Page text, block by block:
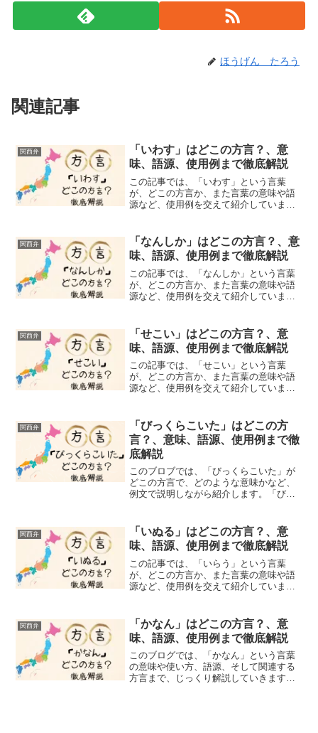
ほうげん たろう
関連記事
関西弁
「いわす」はどこの方言？、意
味、語源、使用例まで徹底解説
この記事では、「いわす」という言葉
が、どこの方言か、また言葉の意味や語
源など、使用例を交えて紹介していま
す」の言葉、標準語では、「痛める」
「やっつける」といった意味の方言...
関西弁
「なんしか」はどこの方言？、意
味、語源、使用例まで徹底解説
この記事では、「なんしか」という言葉
が、どこの方言か、また言葉の意味や語
源など、使用例を交えて紹介していま
か」は、「なんとか」「どうにか」「と
りあえず」「なんにしても」と...
関西弁
「せこい」はどこの方言？、意
味、語源、使用例まで徹底解説
この記事では、「せこい」という言葉
が、どこの方言か、また言葉の意味や語
源など、使用例を交えて紹介していま
日常的に使う言葉かもしれませんが、他
の地域の方には少し馴染みがな...
関西弁
「びっくらこいた」はどこの方
言？、意味、語源、使用例まで徹
底解説
このブロブでは、「びっくらこいた」が
どこの方言で、どのような意味かなど、
例文で説明しながら紹介します。「びっ
りした時、思わずこんな言葉が口から飛
び出したことありません？...
関西弁
「いぬる」はどこの方言？、意
味、語源、使用例まで徹底解説
この記事では、「いらう」という言葉
が、どこの方言か、また言葉の意味や語
源など、使用例を交えて紹介していま
いいペットの犬でしょうか。実は、標準
語では、「帰る」「去る」とい...
関西弁
「かなん」はどこの方言？、意
味、語源、使用例まで徹底解説
このブログでは、「かなん」という言葉
の意味や使い方、語源、そして関連する
方言まで、じっくり解説していきます。